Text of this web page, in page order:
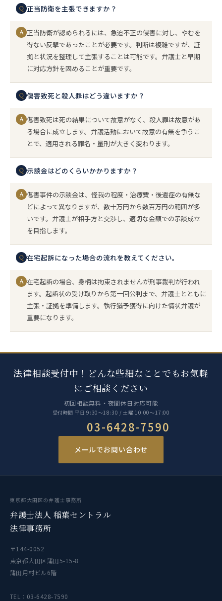
Q 正当防衛を主張できますか？
A 正当防衛が認められるには、急迫不正の侵害に対し、やむを
得ない反撃であったことが必要です。判断は複雑ですが、証
拠と状況を整理して主張することは可能です。弁護士と早期
に対応方針を固めることが重要です。
Q 傷害致死と殺人罪はどう違いますか？
A 傷害致死は死の結果について故意がなく、殺人罪は故意があ
る場合に成立します。弁護活動において故意の有無を争うこ
とで、適用される罪名・量刑が大きく変わります。
Q 示談金はどのくらいかかりますか？
A 傷害事件の示談金は、怪我の程度・治療費・後遺症の有無な
どによって異なりますが、数十万円から数百万円の範囲が多
いです。弁護士が相手方と交渉し、適切な金額での示談成立
を目指します。
Q 在宅起訴になった場合の流れを教えてください。
A 在宅起訴の場合、身柄は拘束されませんが刑事裁判が行われ
ます。起訴状の受け取りから第一回公判まで、弁護士とともに
主張・証拠を準備します。執行猶予獲得に向けた情状弁護が
重要になります。
法律相談受付中！どんな些細なことでもお気軽
にご相談ください
初回相談無料・夜間休日対応可能
受付時間 平日 9:30〜18:30 / 土曜 10:00〜17:00
03-6428-7590
メールでお問い合わせ
東京都大田区の弁護士事務所
弁護士法人 稲葉セントラル
法律事務所
〒144-0052
東京都大田区蒲田5-15-8
蒲田月村ビル6階
TEL：03-6428-7590